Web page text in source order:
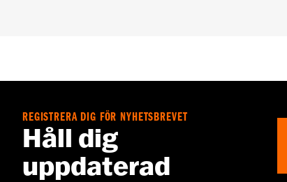
d.com/warranty for full details
REGISTRERA DIG FÖR NYHETSBREVET
Håll dig
uppdaterad